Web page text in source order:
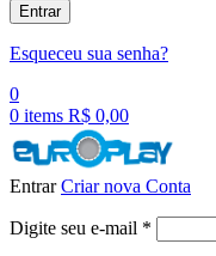
Entrar
Esqueceu sua senha?
0
0 items R$ 0,00
EntrarCriar nova Conta
Digite seu e-mail *